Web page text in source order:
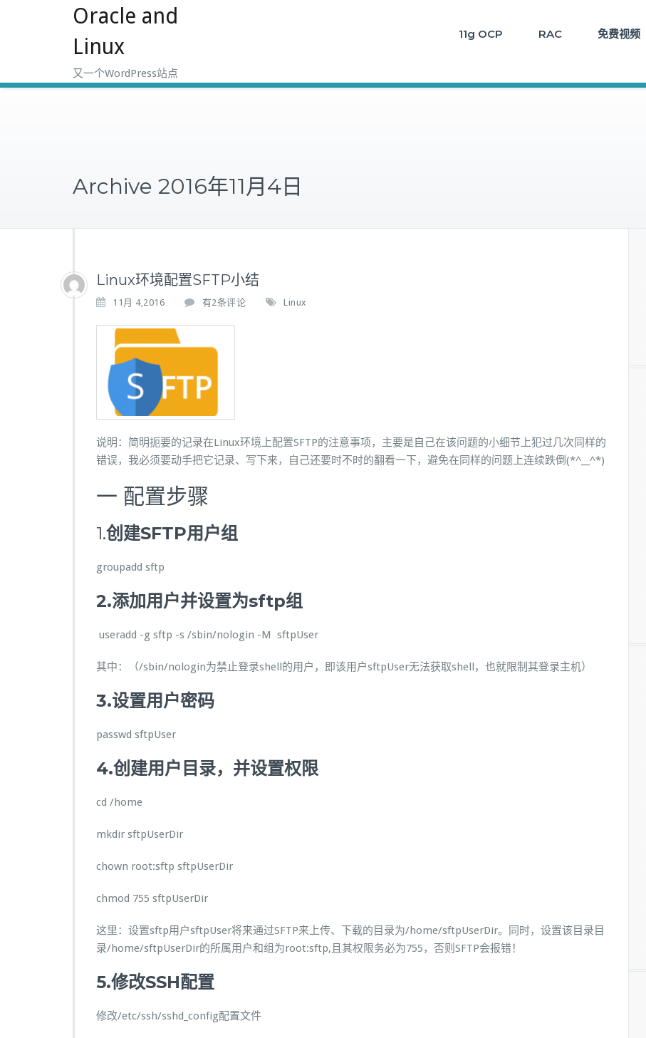
Oracle and
Linux
又一个WordPress站点
11g OCP RAC 免费视频
Archive 2016年11月4日
Linux环境配置SFTP小结
11月 4,2016
L
u
环
境
置
F
T
小
结
有2条评论 Linux
说明：简明扼要的记录在Linux环境上配置SFTP的注意事项，主要是自己在该问题的小细节上犯过几次同样的
错误，我必须要动手把它记录、写下来，自己还要时不时的翻看一下，避免在同样的问题上连续跌倒(*^__^*)
一 配置步骤
1.创建SFTP用户组
groupadd sftp
2.添加用户并设置为sftp组
useradd -g sftp -s /sbin/nologin -M sftpUser
其中：（/sbin/nologin为禁止登录shell 的用户，即该用户sftpUser无法获取shell，也就限制其登录主机）
3.设置用户密码
passwd sftpUser
4.创建用户目录，并设置权限
cd /home
mkdir sftpUserDir
chown root:sftp sftpUserDir
chmod 755 sftpUserDir
这里：设置sftp用户sftpUser将来通过SFTP来上传、下载的目录为/home/sftpUserDir。同时，设置该目录目
录/home/sftpUserDir的所属用户和组为root:sftp,且其权限务必为755，否则SFTP会报错！
5.修改SSH配置
修改/etc/ssh/sshd_config配置文件